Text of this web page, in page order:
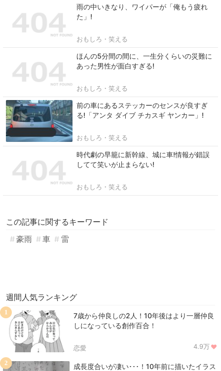
雨の中いきなり、ワイパーが「俺もう疲れ
た」!
おもしろ・笑える
ほんの5分間の間に、一生分くらいの災難に
あった男性が面白すぎる!
おもしろ・笑える
前の車にあるステッカーのセンスが良すぎ
る!「アンタ ダイブ チカスギ ヤンカー」!
おもしろ・笑える
時代劇の早籠に新幹線、城に車!情報が錯誤
してて笑いが止まらない!
おもしろ・笑える
この記事に関するキーワード
豪雨
車 雷
週間人気ランキング
7歳から仲良しの2人！10年後はより一層仲良
しになっている創作百合！
恋愛 4.9万
1
成長度合いが凄い･･･！10年前に描いたイラス
2